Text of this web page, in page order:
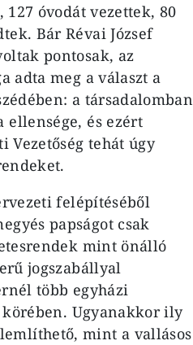
óvodát vezettek, 80
Bár Révai József
pontosak, az
adta meg a választ a
a társadalomban
ellensége, és ezért
Vezetőség tehát úgy
felépítéséből
papságot csak
mint önálló
jogszabállyal
több egyházi
Ugyanakkor ily
mint a vallásos